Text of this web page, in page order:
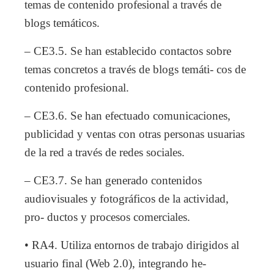
temas de contenido profesional a través de
blogs temáticos.
– CE3.5. Se han establecido contactos sobre
temas concretos a través de blogs temáti- cos de
contenido profesional.
– CE3.6. Se han efectuado comunicaciones,
publicidad y ventas con otras personas usuarias
de la red a través de redes sociales.
– CE3.7. Se han generado contenidos
audiovisuales y fotográficos de la actividad,
pro- ductos y procesos comerciales.
• RA4. Utiliza entornos de trabajo dirigidos al
usuario final (Web 2.0), integrando he-